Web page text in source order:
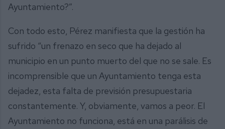
Ayuntamiento?”.
Con todo esto, Pérez manifiesta que la gestión ha
sufrido “un frenazo en seco que ha dejado al
municipio en un punto muerto del que no se sale. Es
incomprensible que un Ayuntamiento tenga esta
dejadez, esta falta de previsión presupuestaria
constantemente. Y, obviamente, vamos a peor. El
Ayuntamiento no funciona, está en una parálisis de